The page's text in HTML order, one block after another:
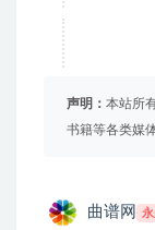
声明： 本站所
书籍等各类媒
曲谱网